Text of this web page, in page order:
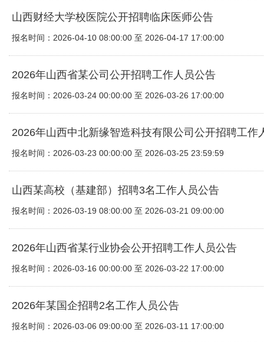
山西财经大学校医院公开招聘临床医师公告
报名时间：2026-04-10 08:00:00 至 2026-04-17 17:00:00
2026年山西省某公司公开招聘工作人员公告
报名时间：2026-03-24 00:00:00 至 2026-03-26 17:00:00
2026年山西中北新缘智造科技有限公司公开招聘工作
报名时间：2026-03-23 00:00:00 至 2026-03-25 23:59:59
山西某高校（基建部）招聘3名工作人员公告
报名时间：2026-03-19 08:00:00 至 2026-03-21 09:00:00
2026年山西省某行业协会公开招聘工作人员公告
报名时间：2026-03-16 00:00:00 至 2026-03-22 17:00:00
2026年某国企招聘2名工作人员公告
报名时间：2026-03-06 09:00:00 至 2026-03-11 17:00:00